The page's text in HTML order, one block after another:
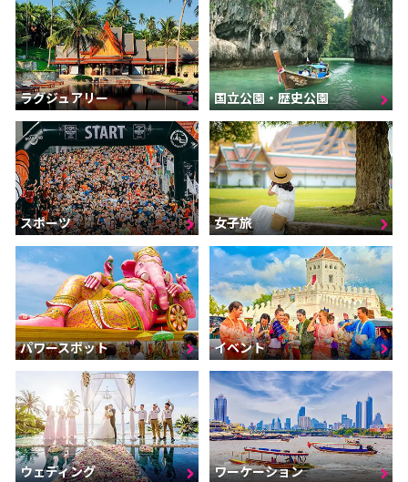
ラグジュアリー 国立公園・歴史公園
スポーツ 女子旅
パワースポット イベント
ウェディング ワーケーション